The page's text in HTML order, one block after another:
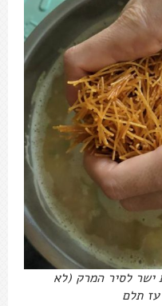
ישר לסיר המרק (לא
תלם